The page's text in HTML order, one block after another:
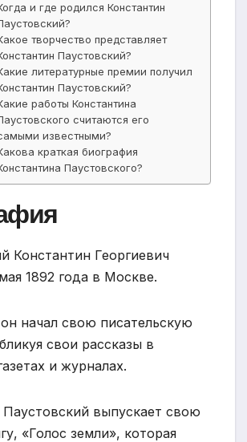
и где родился Константин
творчество представляет
Паустовский?
литературные премии получил
Паустовский?
работы Константина
считаются его
известными?
краткая биография
Паустовского?
Константин Георгиевич
1892 года в Москве.
он начал свою писательскую
свои рассказы в
и журналах.
Паустовский выпускает свою
«Голос земли», которая